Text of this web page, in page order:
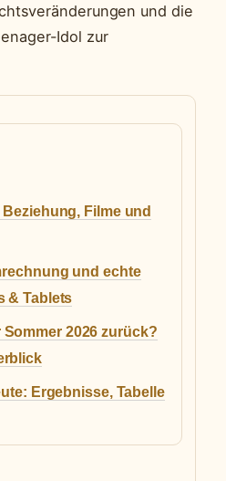
und die
Idol zur
Filme und
und echte
& Tablets
2026 zurück?
Ergebnisse, Tabelle